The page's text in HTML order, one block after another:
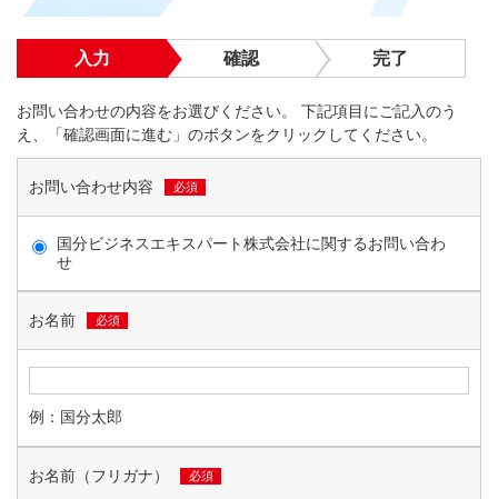
入力 確認 完了
お問い合わせの内容をお選びください。 下記項目にご記入のう
え、「確認画面に進む」のボタンをクリックしてください。
お問い合わせ内容 必須
国分ビジネスエキスパート株式会社に関するお問い合わ
せ
お名前 必須
例：国分太郎
お名前（フリガナ） 必須